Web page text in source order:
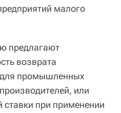
малого
предлагают
возврата
для промышленных
или
при применении